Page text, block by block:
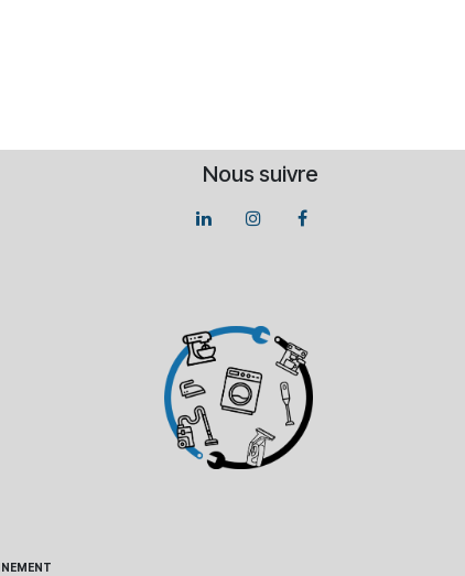
Nous suivre